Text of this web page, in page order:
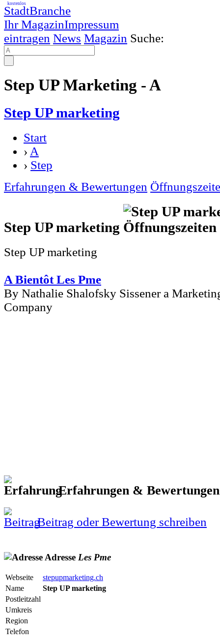
StadtBranche
Ihr MagazinImpressum
kostenlos
eintragen News Magazin Suche:
Step UP Marketing - A
Step UP marketing
Start
› A
› Step
Erfahrungen & Bewertungen
Step UP marketing
Step UP marketing
A Bientôt Les Pme
By Nathalie Shalofsky Sissener a
Company
Erfahrungen &
Beitrag oder Bewertung schreiben
Adresse Les Pme
Webseite
stepupmarketing.ch
Name
Step UP marketing
Postleitzahl
Umkreis
Region
Telefon